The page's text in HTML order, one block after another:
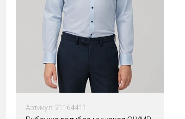
Артикул: 21164411